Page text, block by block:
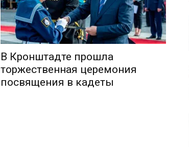
собор
В Кронштадте прошла
торжественная церемония
посвящения в кадеты